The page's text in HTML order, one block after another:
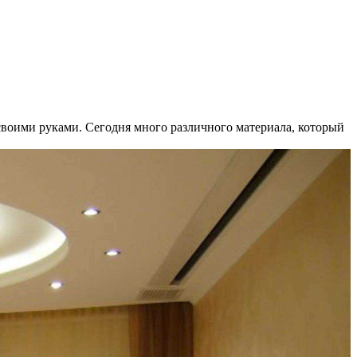
руками. Сегодня много различного материала, который